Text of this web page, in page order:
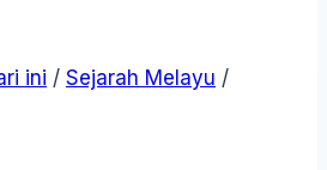
ini / Sejarah Melayu /